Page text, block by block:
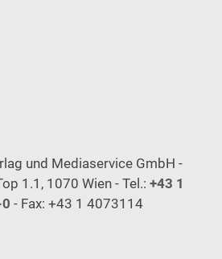
und Mediaservice GmbH -
1.1, 1070 Wien - Tel.: +43 1
- Fax: +43 1 4073114